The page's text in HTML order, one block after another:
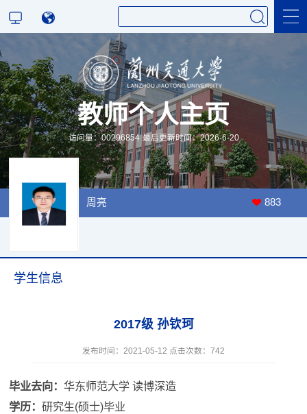
科学研究
教学研究
教师个人主页
访问量：00296854 最后更新时间：2026-6-20
周亮 883
学生信息
2017级 孙钦珂
发布时间：2021-05-12 点击次数： 742
毕业去向：华东师范大学 读博深造
学历：研究生(硕士)毕业